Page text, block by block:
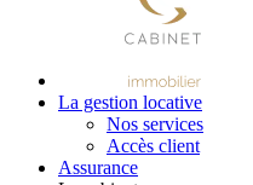
La gestion locative
Nos services
Accès client
Assurance